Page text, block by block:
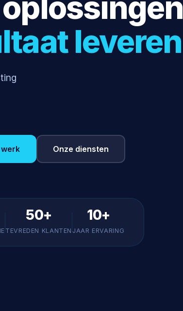
leveren
Onze diensten
50+
TEVREDEN KLANTEN
10+
JAAR ERVARING